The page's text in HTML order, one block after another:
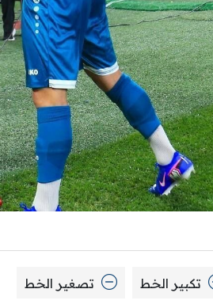
تكبير الخط تصغير الخط